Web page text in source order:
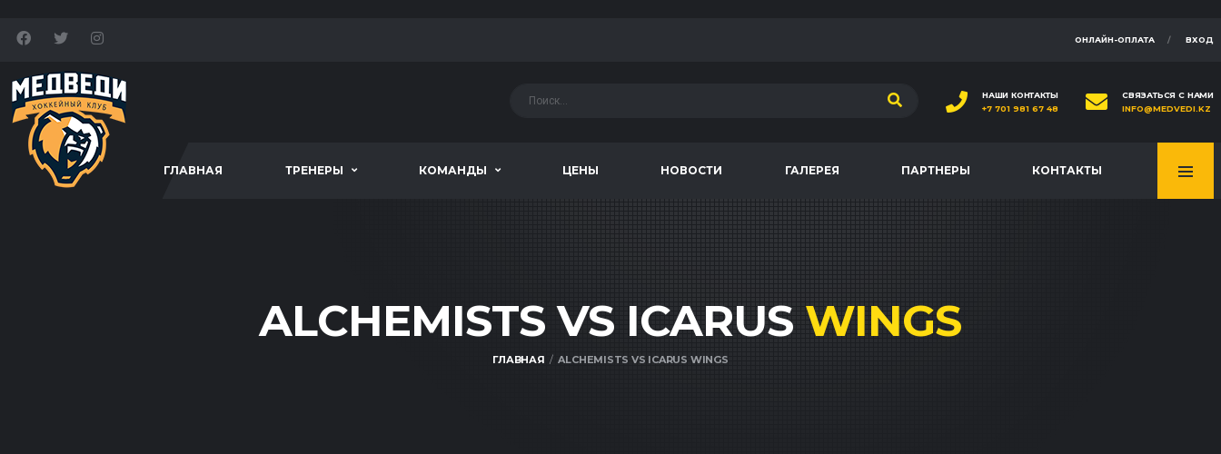
ОНЛАЙН-ОПЛАТА ВХОД
НАШИ КОНТАКТЫ
+7 701 981 67 48
СВЯЗАТЬСЯ С НАМИ
INFO@MEDVEDI.KZ
ГЛАВНАЯ ТРЕНЕРЫ КОМАНДЫ ЦЕНЫ НОВОСТИ ГАЛЕРЕЯ ПАРТНЕРЫ КОНТАКТЫ
ALCHEMISTS VS ICARUS WINGS
ГЛАВНАЯ ALCHEMISTS VS ICARUS WINGS